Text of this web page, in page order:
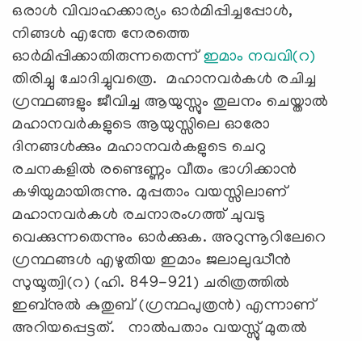
ഒരാൾ വിവാഹക്കാര്യം ഓർമിപ്പിച്ചപ്പോൾ,
നിങ്ങൾ എന്തേ നേരത്തെ
ഓർമിപ്പിക്കാതിരുന്നതെന്ന്ഇമാം നവവി(റ)
തിരിച്ചു ചോദിച്ചുവത്രെ. മഹാനവർകൾ രചിച്ച
ഗ്രന്ഥങ്ങളും ജീവിച്ച ആയുസ്സും തുലനം ചെയ്താൽ
മഹാനവർകളുടെ ആയുസ്സിലെ ഓരോ
ദിനങ്ങൾക്കും മഹാനവർകളുടെ ചെറു
രചനകളിൽ രണ്ടെണ്ണം വീതം ഭാഗിക്കാൻ
കഴിയുമായിരുന്നു. മുപ്പതാം വയസ്സിലാണ്
മഹാനവർകൾ രചനാരംഗത്ത് ചുവടു
വെക്കുന്നതെന്നും ഓർക്കുക. അറുന്നൂറിലേറെ
ഗ്രന്ഥങ്ങൾ എഴുതിയ ഇമാം ജലാലുദ്ധീൻ
സുയൂത്വി(റ) (ഹി. 849-921) ചരിത്രത്തിൽ
ഇബ്‌നുൽ കുതുബ് (ഗ്രന്ഥപുത്രൻ) എന്നാണ്
അറിയപ്പെട്ടത്. നാൽപതാം വയസ്സു് മുതൽ